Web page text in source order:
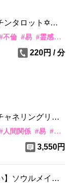
ンタロット✡️潜
見抜く!
不倫 #易 #霊感・霊視
220円 / 分
ャネリングリー
るお相手の気
人間関係 #易 #カー
3,550円
】ソウルメイト